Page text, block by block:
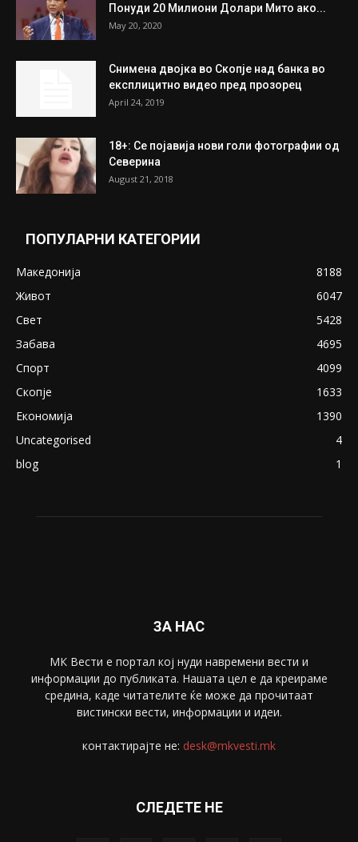
Понуди 20 Милиони Долари Мито ако...
May 20, 2020
Снимена двојка во Скопје над банка во
експлицитно видео пред прозорец
April 24, 2019
18+: Се појавија нови голи фотографии од
Северина
August 21, 2018
ПОПУЛАРНИ КАТЕГОРИИ
Македонија
8188
Живот
6047
Свет
5428
Забава
4695
Спорт
4099
Скопје
1633
Економија
1390
Uncategorised
4
blog
1
ЗА НАС
МК Вести е портал коj нуди навремени вести и
информации до публиката. Нашата цел е да креираме
средина, каде читателите ќе може да прочитаат
вистински вести, информации и идеи.
контактирајте не: desk@mkvesti.mk
СЛЕДЕТЕ НЕ